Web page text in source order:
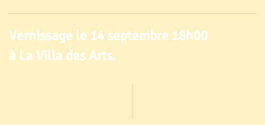
Vernissage le 14 septembre 18h00
à La Villa des Arts.